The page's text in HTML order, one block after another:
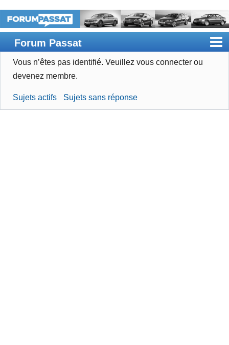
Forum Passat
Accueil
Devenir membre
Vous n’êtes pas identifié. Veuillez vous connecter ou
devenez membre.
Sujets actifs Sujets sans réponse